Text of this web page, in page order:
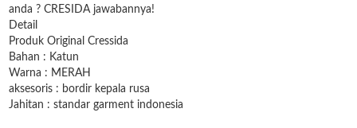
anda ? CRESIDA jawabannya!
Detail
Produk Original Cressida
Bahan : Katun
Warna : MERAH
aksesoris : bordir kepala rusa
Jahitan : standar garment indonesia